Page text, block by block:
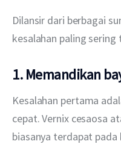
Dilansir dari berbagai
kesalahan paling
1. Memandikan
Kesalahan pertama
cepat. Vernix cesaosa
biasanya terdapat